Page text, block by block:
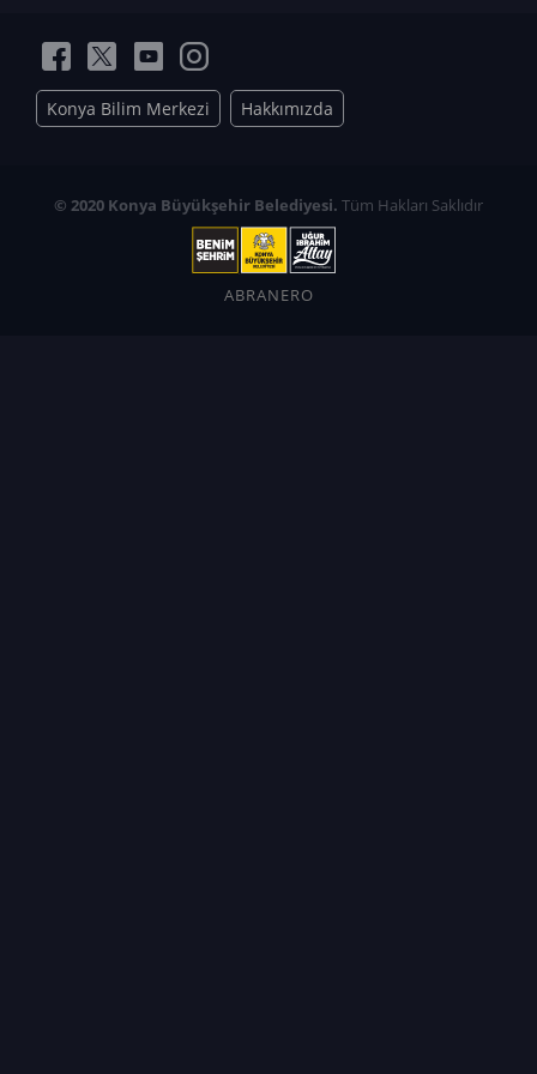
Konya Bilim Merkezi Hakkımızda
© 2020 Konya Büyükşehir Belediyesi. Tüm Hakları Saklıdır
ABRANERO